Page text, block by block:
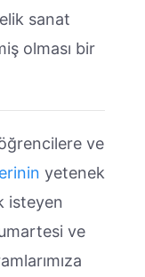
sanat
olması bir
ve
yetenek
isteyen
ve